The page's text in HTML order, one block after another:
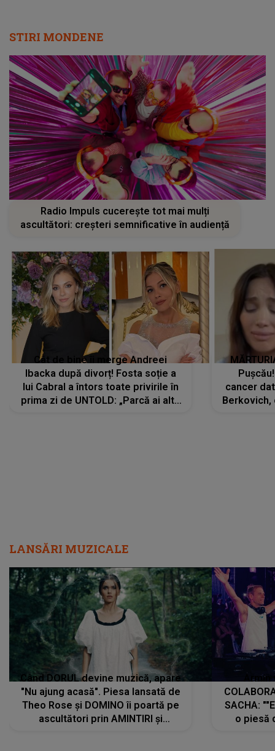
STIRI MONDENE
Radio Impuls cucerește tot mai mulți
ascultători: creșteri semnificative în audiență
Cât de bine îi merge Andreei
Ibacka după divorț! Fosta soție a
lui Cabral a întors toate privirile în
prima zi de UNTOLD: „Parcă ai altă
cancer
LANSĂRI MUZICALE
Când DORUL devine muzică, apare
"Nu ajung acasă". Piesa lansată de
Theo Rose și DOMINO îi poartă pe
ascultători prin AMINTIRI și
SACHA:
o piesă